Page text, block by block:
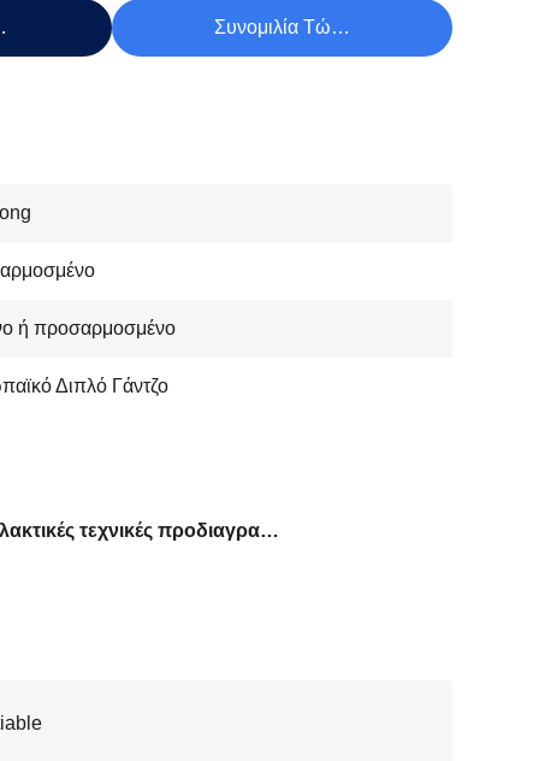
Συνομιλία Τώρα
ή προσαρμοσμένο
Διπλό Γάντζο
Εναλλακτικές τεχνικές προδιαγραφές